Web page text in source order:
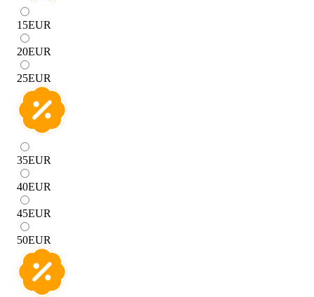
15EUR
20EUR
25EUR
35EUR
40EUR
45EUR
50EUR